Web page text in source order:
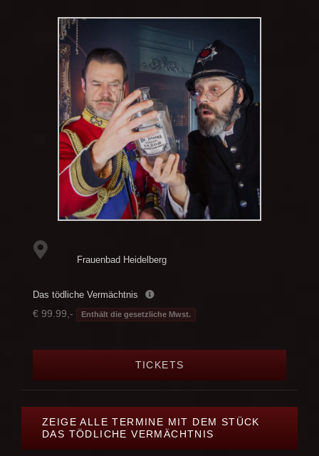
Frauenbad Heidelberg
Das tödliche Vermächtnis
€ 99.99,- Enthält die gesetzliche Mwst.
TICKETS
ZEIGE ALLE TERMINE MIT DEM STÜCK
DAS TÖDLICHE VERMÄCHTNIS